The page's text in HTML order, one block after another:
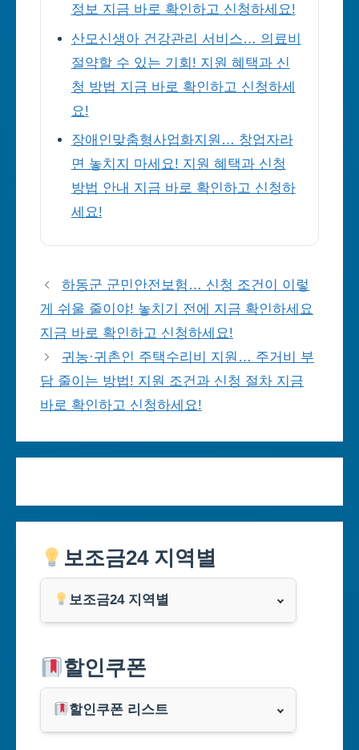
정보 지금 바로 확인하고 신청하세요!
산모신생아 건강관리 서비스… 의료비
절약할 수 있는 기회! 지원 혜택과 신
청 방법 지금 바로 확인하고 신청하세
요!
장애인맞춤형사업화지원… 창업자라
면 놓치지 마세요! 지원 혜택과 신청
방법 안내 지금 바로 확인하고 신청하
세요!
하동군 군민안전보험… 신청 조건이 이렇
게 쉬울 줄이야! 놓치기 전에 지금 확인하세요
지금 바로 확인하고 신청하세요!
귀농·귀촌인 주택수리비 지원… 주거비 부
담 줄이는 방법! 지원 조건과 신청 절차 지금
바로 확인하고 신청하세요!
보조금24 지역별
보조금24 지역별
부산광역시
대구광역시
할인쿠폰
할인쿠폰 리스트